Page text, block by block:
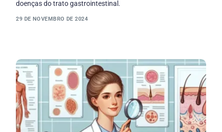
doenças do trato gastrointestinal.
29 DE NOVEMBRO DE 2024